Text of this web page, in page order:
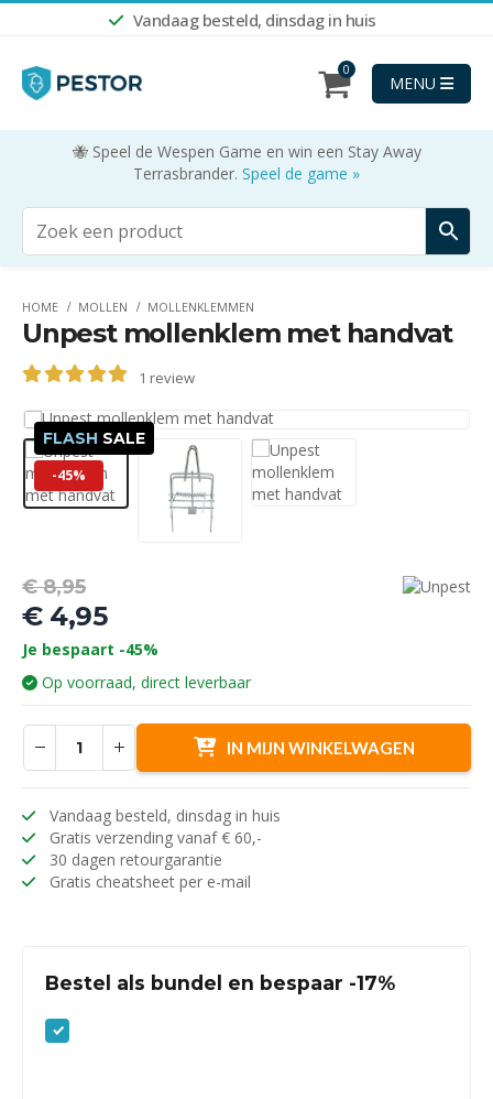
Vandaag besteld, dinsdag in huis
0
MENU
🐝 Speel de Wespen Game en win een Stay Away
Terrasbrander. Speel de game »
HOME MOLLEN MOLLENKLEMMEN
Unpest mollenklem met handvat
1 review
FLASH SALE
-45%
€8,95
prijs
was:
€ 8,95.
€4,95
Huidige
prijs
is:
€ 4,95.
Je bespaart -45%
Op voorraad, direct leverbaar
IN MIJN WINKELWAGEN
Vandaag besteld, dinsdag in huis
Gratis verzending vanaf € 60,-
30 dagen retourgarantie
Gratis cheatsheet per e-mail
Bestel als bundel en bespaar -17%